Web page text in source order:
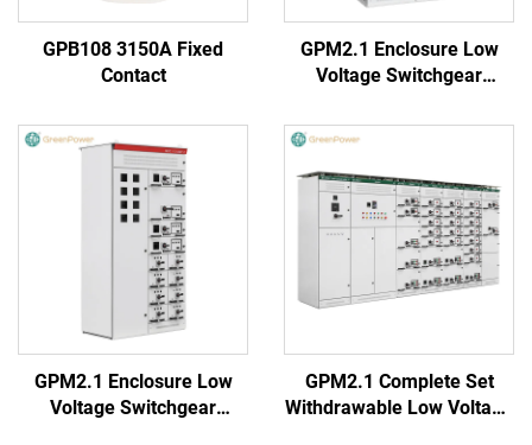
GPB108 3150A Fixed
Contact
GPM2.1 Enclosure Low
Voltage Switchgear
GPM2.1 Enclosure Low
Voltage Switchgear
GPM2.1 Complete Set
Withdrawable Low Voltage